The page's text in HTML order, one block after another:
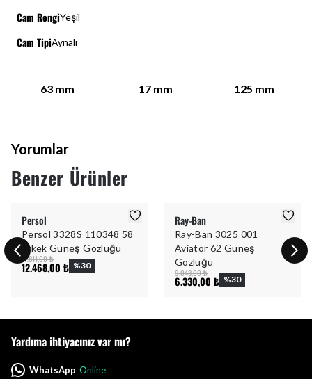
Cam RengiYeşil
Cam TipiAynalı
63 mm 17 mm 125 mm
Yorumlar
Benzer Ürünler
Persol
Persol 3328S 110348 58
Erkek Güneş Gözlüğü
17.811,00 ₺
12.468,00 ₺ %30
Ray-Ban
Ray-Ban 3025 001
Aviator 62 Güneş
Gözlüğü
9.043,00 ₺
6.330,00 ₺ %30
Yardıma ihtiyacınız var mı?
WhatsApp Online